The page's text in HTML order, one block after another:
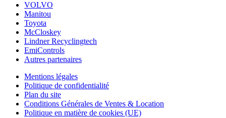
VOLVO
Manitou
Toyota
McCloskey
Lindner Recyclingtech
EmiControls
Autres partenaires
Mentions légales
Politique de confidentialité
Plan du site
Conditions Générales de Ventes & Location
Politique en matière de cookies (UE)